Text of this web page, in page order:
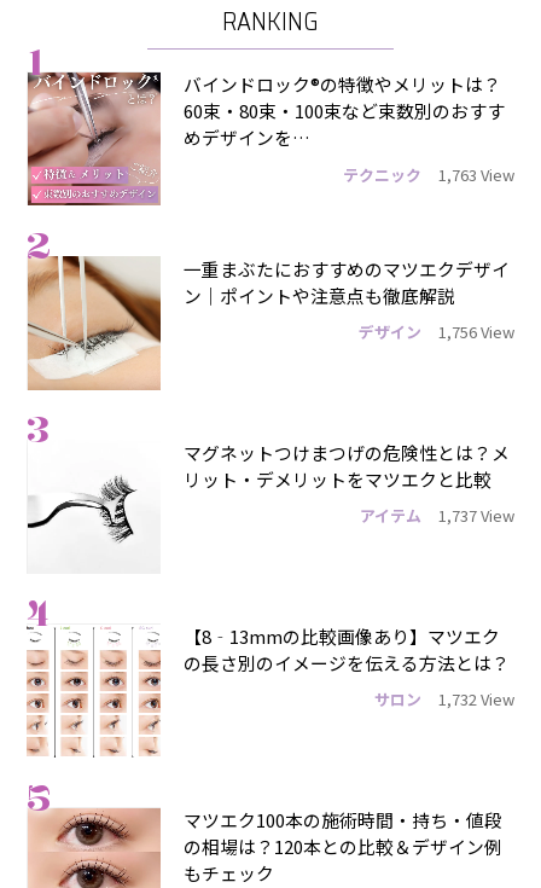
RANKING
1
バインドロック®の特徴やメリットは？
60束・80束・100束など束数別のおすす
めデザインを…
テクニック 1,763 View
2
一重まぶたにおすすめのマツエクデザイ
ン｜ポイントや注意点も徹底解説
デザイン 1,756 View
3
マグネットつけまつげの危険性とは？メ
リット・デメリットをマツエクと比較
アイテム 1,737 View
4
【8‐13mmの比較画像あり】マツエク
の長さ別のイメージを伝える方法とは？
サロン 1,732 View
5
マツエク100本の施術時間・持ち・値段
の相場は？120本との比較＆デザイン例
もチェック